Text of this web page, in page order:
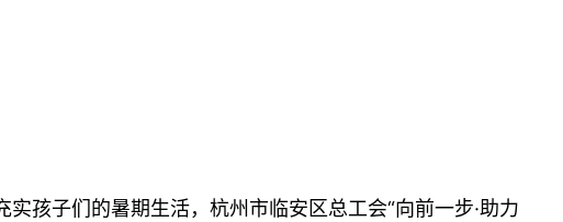
孩子们的暑期生活，杭州市临安区总工会“向前一步·助力